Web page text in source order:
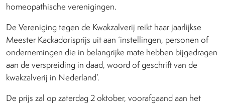
homeopathische verenigingen.
De Vereniging tegen de Kwakzalverij reikt haar jaarlijkse
Meester Kackadorisprijs uit aan ‘instellingen, personen of
ondernemingen die in belangrijke mate hebben bijgedragen
aan de verspreiding in daad, woord of geschrift van de
kwakzalverij in Nederland’.
De prijs zal op zaterdag 2 oktober, voorafgaand aan het